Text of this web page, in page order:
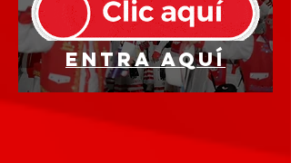
Entra aquí